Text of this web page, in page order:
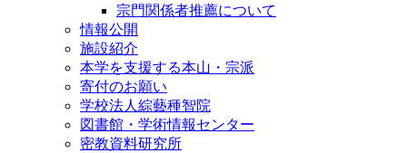
宗門関係者推薦について
情報公開
施設紹介
本学を支援する本山・宗派
寄付のお願い
学校法人綜藝種智院
図書館・学術情報センター
密教資料研究所